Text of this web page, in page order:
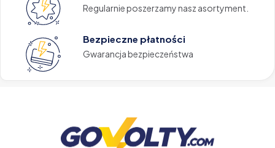
Regularnie poszerzamy nasz asortyment.
Bezpieczne płatności
Gwarancja bezpieczeństwa